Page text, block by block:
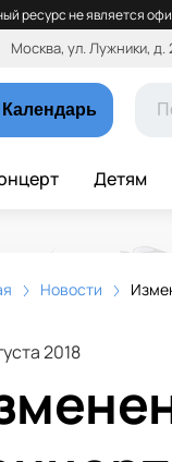
ресурс не является
Москва, ул. Лужники, д.
Календарь
Детям
Новости
2018